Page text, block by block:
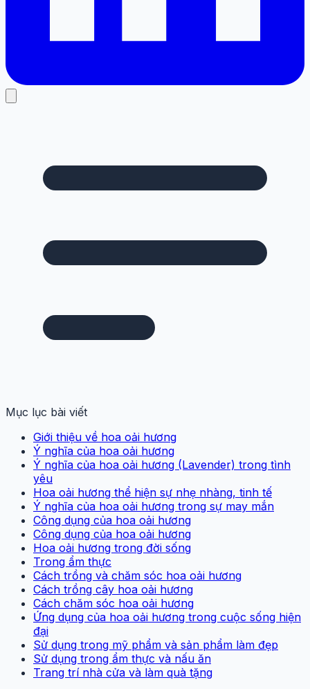
Mục lục bài viết
Giới thiệu về hoa oải hương
Ý nghĩa của hoa oải hương
Ý nghĩa của hoa oải hương (Lavender) trong tình
yêu
Hoa oải hương thể hiện sự nhẹ nhàng, tinh tế
Ý nghĩa của hoa oải hương trong sự may mắn
Công dụng của hoa oải hương
Công dụng của hoa oải hương
Hoa oải hương trong đời sống
Trong ẩm thực
Cách trồng và chăm sóc hoa oải hương
Cách trồng cây hoa oải hương
Cách chăm sóc hoa oải hương
Ứng dụng của hoa oải hương trong cuộc sống hiện
đại
Sử dụng trong mỹ phẩm và sản phẩm làm đẹp
Sử dụng trong ẩm thực và nấu ăn
Trang trí nhà cửa và làm quà tặng